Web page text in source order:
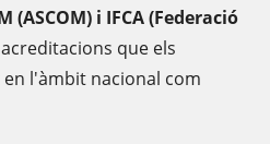
i IFCA (Federació
que els
l'àmbit nacional com